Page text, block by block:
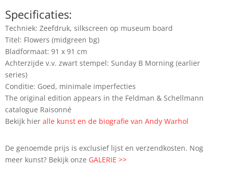
Specificaties:
Techniek: Zeefdruk, silkscreen op museum board
Titel: Flowers (midgreen bg)
Bladformaat: 91 x 91 cm
Achterzijde v.v. zwart stempel: Sunday B Morning (earlier
series)
Conditie: Goed, minimale imperfecties
The original edition appears in the Feldman & Schellmann
catalogue Raisonné
Bekijk hier alle kunst en de biografie van Andy Warhol
De genoemde prijs is exclusief lijst en verzendkosten. Nog
meer kunst? Bekijk onze GALERIE >>